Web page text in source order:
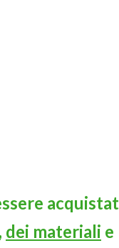
, dei materiali e